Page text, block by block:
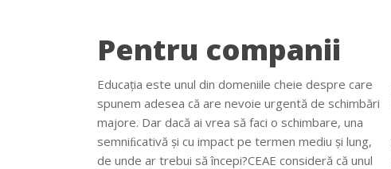
Pentru companii
Educaţia este unul din domeniile cheie despre care
spunem adesea că are nevoie urgentă de schimbări
majore. Dar dacă ai vrea să faci o schimbare, una
semniﬁcativă și cu impact pe termen mediu și lung,
de unde ar trebui să începi?CEAE consideră că unul
de bază ale metodei investigației. Urmează chimia,